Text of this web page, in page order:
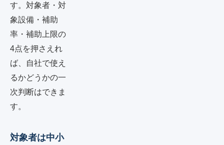
す。対象者・対
象設備・補助
率・補助上限の
4点を押さえれ
ば、自社で使え
るかどうかの一
次判断はできま
す。
対象者は中小